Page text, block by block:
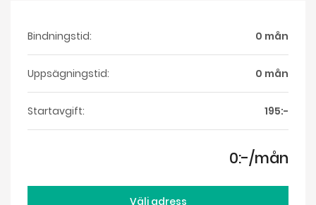
Bindningstid: 0 mån
Uppsägningstid: 0 mån
Startavgift: 195:-
0:-/mån
Välj adress